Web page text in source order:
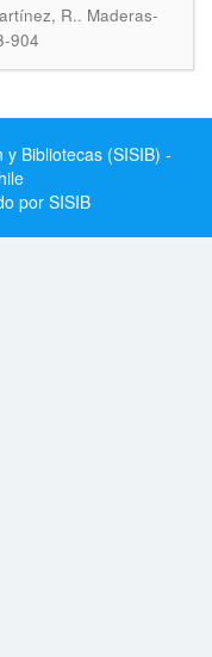
R.. Maderas-
904
Bibliotecas (SISIB) -
por SISIB